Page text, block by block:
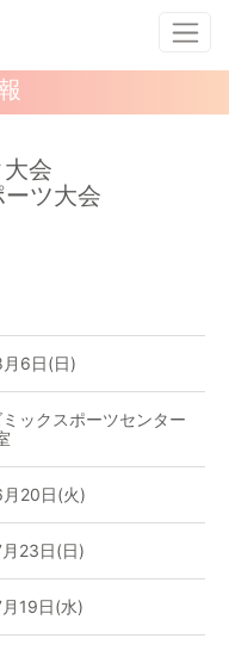
会
ツ大会
6日(日)
ックスポーツセンター
20日(火)
23日(日)
19日(水)